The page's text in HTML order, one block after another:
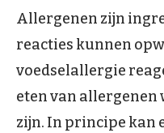
Allergenen zijn
reacties kunnen
voedselallergie
eten van allergenen
zijn. In principe kan